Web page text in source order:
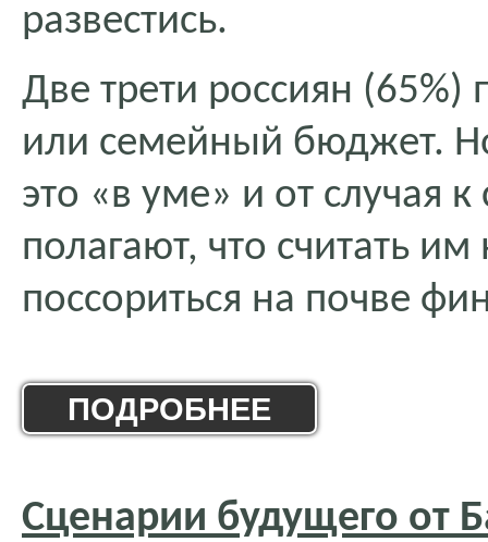
развестись.
Две трети россиян (65%)
или семейный бюджет.
это «в уме» и от случая
полагают, что считать
поссориться на почве
ПОДРОБНЕЕ
Сценарии будущего от